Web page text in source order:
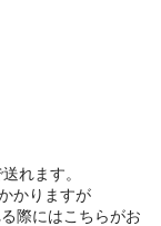
れます。
かりますが
際にはこちらがお